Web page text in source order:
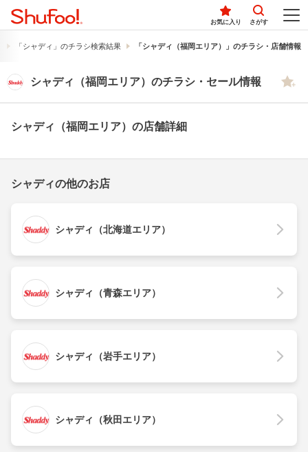
お気に入り さがす
「シャディ」のチラシ検索結果 「シャディ（福岡エリア）」のチラシ・店舗情報
シャディ（福岡エリア）のチラシ・セール情報
シャディ（福岡エリア）の店舗詳細
シャディの他のお店
シャディ（北海道エリア）
シャディ（青森エリア）
シャディ（岩手エリア）
シャディ（秋田エリア）